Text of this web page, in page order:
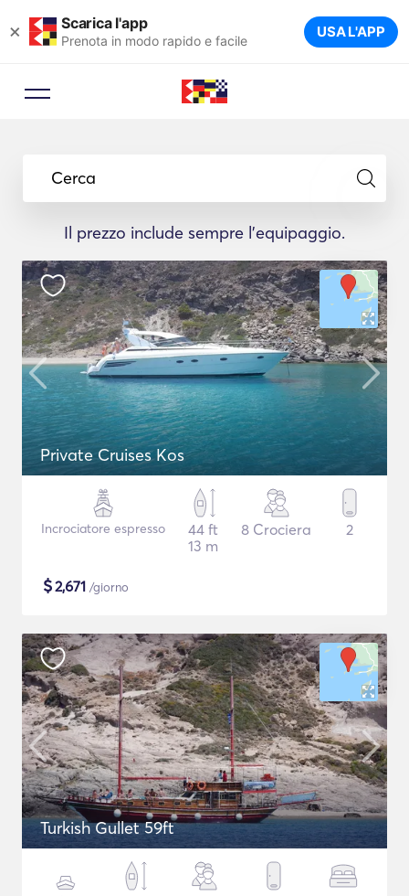
× Scarica l'app
Prenota in modo rapido e facile USA L'APP
Cerca
Il prezzo include sempre l'equipaggio.
Private Cruises Kos
Incrociatore espresso
44 ft
13 m
8 Crociera 2
$2,671 /giorno
Turkish Gullet 59ft